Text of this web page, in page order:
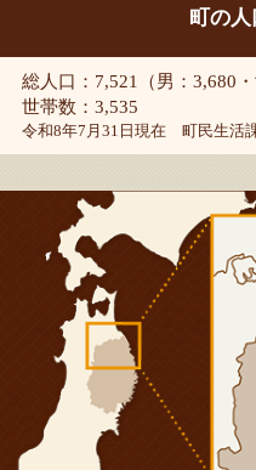
町の
総人口：7,521（男：3,680・
世帯数：3,535
令和8年7月31日現在 町民生活